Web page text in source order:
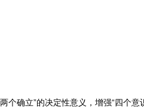
确立”的决定性意义，增强“四个意